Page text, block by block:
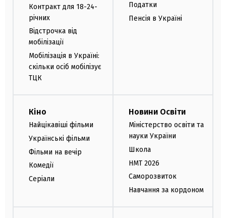
Контракт для 18-24-
річних
Відстрочка від
мобілізації
Мобілізація в Україні:
скільки осіб мобілізує
ТЦК
Податки
Пенсія в Україні
Кіно
Найцікавіші фільми
Українські фільми
Фільми на вечір
Комедії
Серіали
Новини Освіти
Міністерство освіти та
науки України
Школа
НМТ 2026
Саморозвиток
Навчання за кордоном